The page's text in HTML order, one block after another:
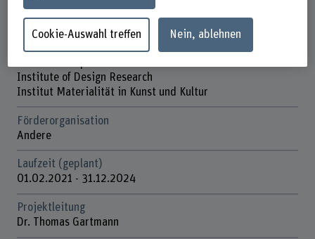
Institut(e)
Institut Praktiken und Theorien der Künste
Institute of Design Research
Institut Materialität in Kunst und Kultur
Förderorganisation
Andere
Laufzeit (geplant)
01.02.2021 - 31.12.2024
Projektleitung
Dr. Thomas Gartmann
Cookie-Auswahl treffen Nein, ablehnen